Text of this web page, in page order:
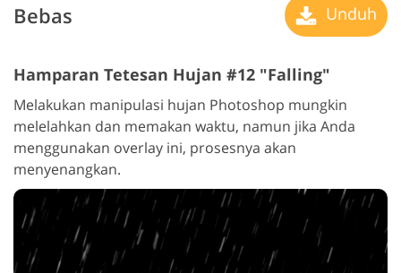
Bebas Unduh
Hamparan Tetesan Hujan #12 "Falling"
Melakukan manipulasi hujan Photoshop mungkin
melelahkan dan memakan waktu, namun jika Anda
menggunakan overlay ini, prosesnya akan
menyenangkan.